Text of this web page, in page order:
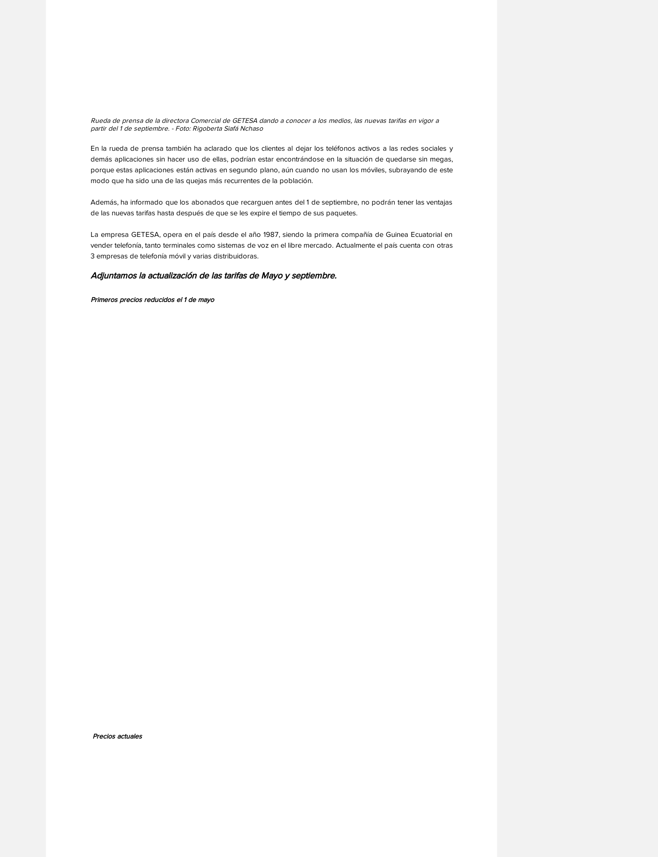
Rueda de prensa de la directora Comercial de GETESA dando a conocer a los medios, las nuevas tarifas en vigor a
partir del 1 de septiembre. - Foto: Rigoberta Siafá Nchaso
En la rueda de prensa también ha aclarado que los clientes al dejar los teléfonos activos a las redes sociales y
demás aplicaciones sin hacer uso de ellas, podrían estar encontrándose en la situación de quedarse sin megas,
porque estas aplicaciones están activas en segundo plano, aún cuando no usan los móviles, subrayando de este
modo que ha sido una de las quejas más recurrentes de la población.
Además, ha informado que los abonados que recarguen antes del 1 de septiembre, no podrán tener las ventajas
de las nuevas tarifas hasta después de que se les expire el tiempo de sus paquetes.
La empresa GETESA, opera en el país desde el año 1987, siendo la primera compañía de Guinea Ecuatorial en
vender telefonía, tanto terminales como sistemas de voz en el libre mercado. Actualmente el país cuenta con otras
3 empresas de telefonía móvil y varias distribuidoras.
Adjuntamos la actualización de las tarifas de Mayo y septiembre.
Primeros precios reducidos el 1 de mayo
Precios actuales